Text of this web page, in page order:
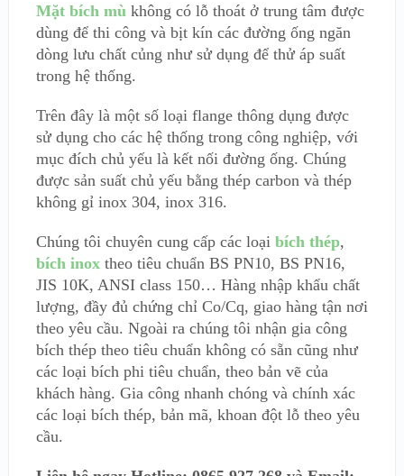
Mặt bích mù không có lỗ thoát ở trung tâm được
dùng để thi công và bịt kín các đường ống ngăn
dòng lưu chất củng như sử dụng để thử áp suất
trong hệ thống.
Trên đây là một số loại flange thông dụng được
sử dụng cho các hệ thống trong công nghiệp, với
mục đích chủ yếu là kết nối đường ống. Chúng
được sản suất chủ yếu bằng thép carbon và thép
không gỉ inox 304, inox 316.
Chúng tôi chuyên cung cấp các loại bích thép,
bích inoxtheo tiêu chuẩn BS PN10, BS PN16,
JIS 10K, ANSI class 150… Hàng nhập khẩu chất
lượng, đầy đủ chứng chỉ Co/Cq, giao hàng tận nơi
theo yêu cầu. Ngoài ra chúng tôi nhận gia công
bích thép theo tiêu chuẩn không có sẵn cũng như
các loại bích phi tiêu chuẩn, theo bản vẽ của
khách hàng. Gia công nhanh chóng và chính xác
các loại bích thép, bản mã, khoan đột lỗ theo yêu
cầu.